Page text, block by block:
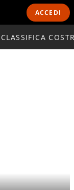
ACCEDI
CLASSIFICA